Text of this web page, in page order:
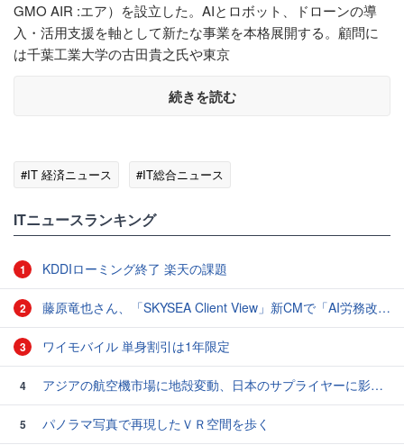
GMO AIR :エア）を設立した。AIとロボット、ドローンの導
入・活用支援を軸として新たな事業を本格展開する。顧問に
は千葉工業大学の古田貴之氏や東京
続きを読む
#IT 経済ニュース #IT総合ニュース
ITニュースランキング
1 KDDIローミング終了 楽天の課題
2 藤原竜也さん、「SKYSEA Client View」新CMで「AI労務改善」をアピール 働き方をAIが分析したら「すぐに休んで」と言われる？
3 ワイモバイル 単身割引は1年限定
4 アジアの航空機市場に地殻変動、日本のサプライヤーに影響も
5
パノラマ写真で再現したＶＲ空間を歩く